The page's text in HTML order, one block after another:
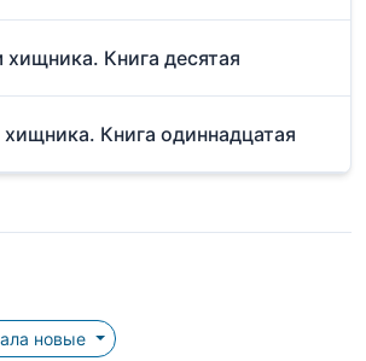
хищника. Книга десятая
хищника. Книга одиннадцатая
Сначала новые